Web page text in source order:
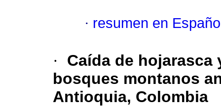
· resumen en
·
Caída de
bosques montanos
Antioquia, Colombia